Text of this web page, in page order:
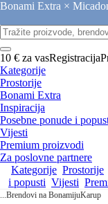
Bonami Extra ×
10 € za vasRegistracija
Kategorije
Prostorije
Bonami Extra
Inspiracija
Posebne ponude i
Vijesti
Premium proizvodi
Za poslovne partnere
Kategorije Prostorije
i popusti Vijesti
...Brendovi na BonamijuKarup